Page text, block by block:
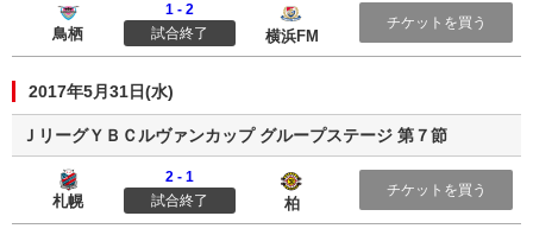
サガン鳥栖
鳥栖
1 - 2
試合終了
横浜FM
チケットを買う
2017年5月31日(水)
ＪリーグＹＢＣルヴァンカップ グループステージ 第７節
北海道コンサドーレ札幌
札幌
2 - 1
試合終了
柏
チケットを買う